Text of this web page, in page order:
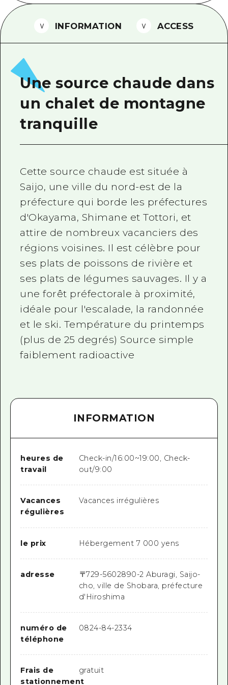
Téléchargement de Photos
Informations sur le transport en
Brochure touristique
INFORMATION ACCESS
Une source chaude dans
un chalet de montagne
tranquille
Cette source chaude est située à
Saijo, une ville du nord-est de la
préfecture qui borde les préfectures
d'Okayama, Shimane et Tottori, et
attire de nombreux vacanciers des
régions voisines. Il est célèbre pour
ses plats de poissons de rivière et
ses plats de légumes sauvages. Il y a
une forêt préfectorale à proximité,
idéale pour l'escalade, la randonnée
et le ski. Température du printemps
(plus de 25 degrés) Source simple
faiblement radioactive
INFORMATION
heures de
travail
Check-in/16:00~19:00, Check-
out/9:00
Vacances
régulières
Vacances irrégulières
le prix Hébergement 7 000 yens
adresse 〒729-5602890-2 Aburagi, Saijo-
cho, ville de Shobara, préfecture
d'Hiroshima
numéro de
téléphone
0824-84-2334
Frais de
stationnement
gratuit